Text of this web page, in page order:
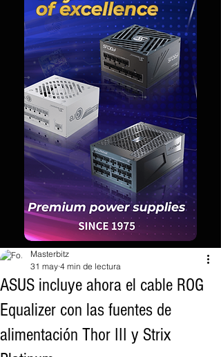
ASUS incluye ahora el cable ROG
Equalizer con las fuentes de
alimentación Thor III y Strix
Masterbitz
31 may 4 min de lectura